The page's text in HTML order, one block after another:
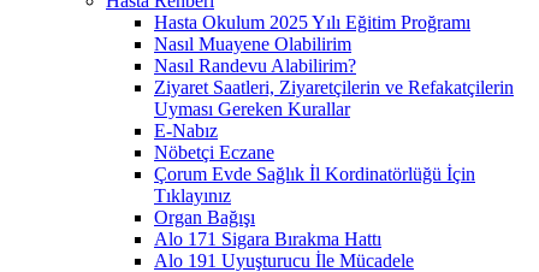
Hasta Okulum 2025 Yılı Eğitim Proğramı
Nasıl Muayene Olabilirim
Nasıl Randevu Alabilirim?
Ziyaret Saatleri, Ziyaretçilerin ve Refakatçilerin
Uyması Gereken Kurallar
E-Nabız
Nöbetçi Eczane
Çorum Evde Sağlık İl Kordinatörlüğü İçin
Tıklayınız
Organ Bağışı
Alo 171 Sigara Bırakma Hattı
Alo 191 Uyuşturucu İle Mücadele